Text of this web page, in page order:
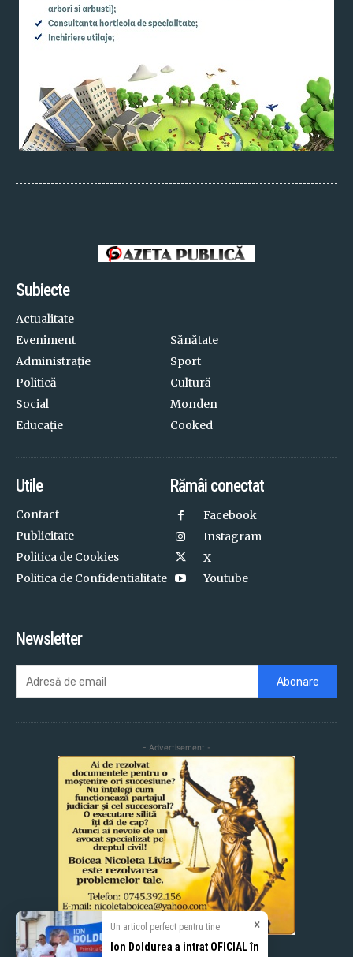
Subiecte
Actualitate
Eveniment
Administrație
Politică
Social
Educație
Sănătate
Sport
Cultură
Monden
Cooked
Utile
Contact
Publicitate
Politica de Cookies
Politica de Confidentialitate
Rămâi conectat
Facebook
Instagram
X
Youtube
Newsletter
Abonare
- Advertisement -
×
Un articol perfect pentru tine
Ion Doldurea a intrat OFICIAL în